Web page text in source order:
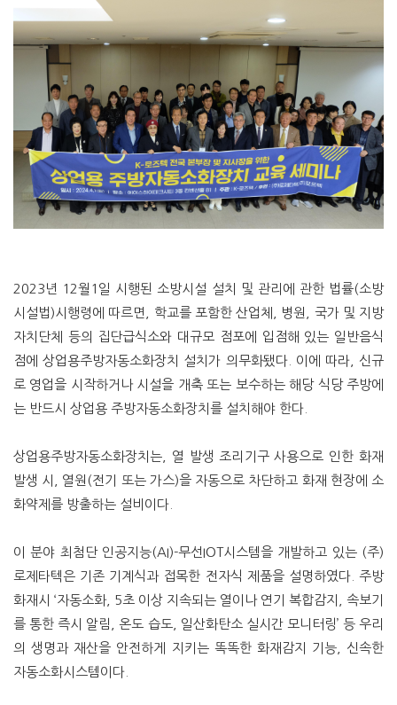
2023년 12월1일 시행된 소방시설 설치 및 관리에 관한 법률(소방
시설법)시행령에 따르면, 학교를 포함한 산업체, 병원, 국가 및 지방
자치단체 등의 집단급식소와 대규모 점포에 입점해 있는 일반음식
점에 상업용주방자동소화장치 설치가 의무화됐다. 이에 따라, 신규
로 영업을 시작하거나 시설을 개축 또는 보수하는 해당 식당 주방에
는 반드시 상업용 주방자동소화장치를 설치해야 한다.
상업용주방자동소화장치는, 열 발생 조리기구 사용으로 인한 화재
발생 시, 열원(전기 또는 가스)을 자동으로 차단하고 화재 현장에 소
화약제를 방출하는 설비이다.
이 분야 최첨단 인공지능(AI)-무선IOT시스템을 개발하고 있는 (주)
로제타텍은 기존 기계식과 접목한 전자식 제품을 설명하였다. 주방
화재시 ‘자동소화, 5초 이상 지속되는 열이나 연기 복합감지, 속보기
를 통한 즉시 알림, 온도 습도, 일산화탄소 실시간 모니터링’ 등 우리
의 생명과 재산을 안전하게 지키는 똑똑한 화재감지 기능, 신속한
자동소화시스템이다.